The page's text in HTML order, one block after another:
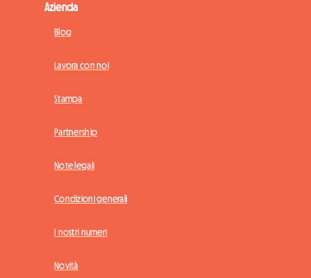
Azienda
Blog
Lavora con noi
Stampa
Partnership
Note legali
Condizioni generali
I nostri numeri
Novità